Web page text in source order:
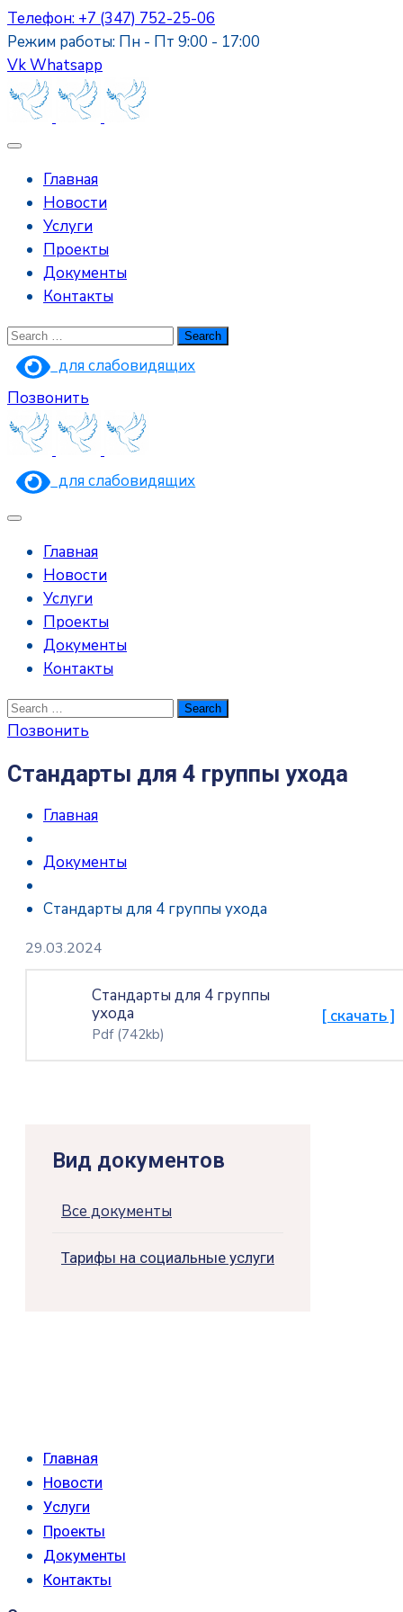
Телефон: +7 (347) 752-25-06
Режим работы: Пн - Пт 9:00 - 17:00
VkWhatsapp
Главная
Новости
Услуги
Проекты
Документы
Контакты
для слабовидящих
Позвонить
для слабовидящих
Главная
Новости
Услуги
Проекты
Документы
Контакты
Позвонить
Стандарты для 4 группы ухода
Главная
Документы
Стандарты для 4 группы ухода
Вид документов
Все документы
Тарифы на социальные услуги
29.03.2024
Стандарты для 4 группы
ухода
Pdf (742kb)
[ скачать ]
Главная
Новости
Услуги
Проекты
Документы
Контакты